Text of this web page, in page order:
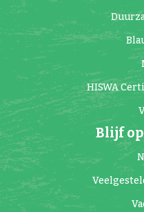
HISWA
Blijf